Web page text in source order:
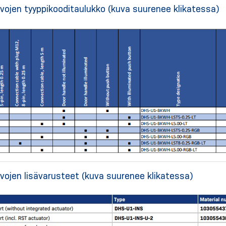
tyyppikooditaulukko (kuva suurenee klikatessa)
lisävarusteet (kuva suurenee klikatessa)